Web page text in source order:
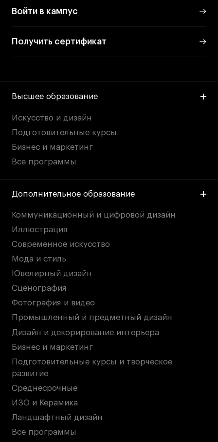
Войти в кампус
Получить сертификат
Высшее образование
Искусство и дизайн
Подготовительные курсы
Бизнес и маркетинг
Все программы
Дополнительное образование
Коммуникационный и цифровой дизайн
Иллюстрация
Современное искусство
Мода и стиль
Ювелирный дизайн
Сценография
Фотография и видео
Промышленный и предметный дизайн
Дизайн и декорирование интерьера
Бизнес и маркетинг
Подготовительные курсы и творческое
развитие
Среднесрочные
ИЗО и Керамика
Ландшафтный дизайн
Все программы